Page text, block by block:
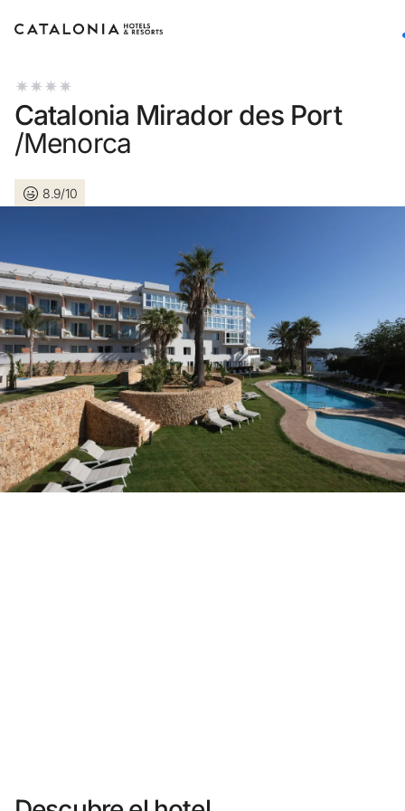
Inicia sesión en tu cuenta
Iniciar sesión
¿Olvidaste tu contraseña?
o usa una de estas opciones
Entra con Google
Iniciar sesión solo con mail
¿Aún no tienes cuenta?
Crear una cuenta
Catalonia Mirador des Port
/Menorca
8.9/10